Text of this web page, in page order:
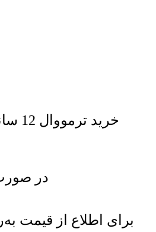
خرید ترمووال 12 سانت کد 1250 سفید براق با تخفیف فروش ویژه صورت خواهد گرفت. برای اطلاع از تخفیف ها تماس بگیرید.
در صورت تغییر قیمت
برای اطلاع از قیمت